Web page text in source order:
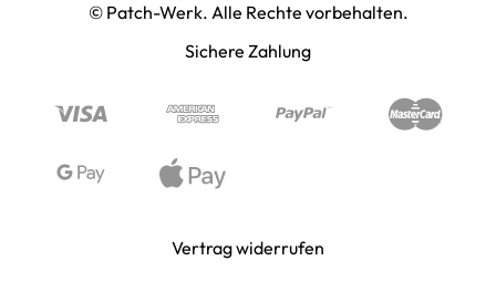
PAINTBALL & AIRSOFT
PUNISHER & SKULLS
WIKINGER & MITTELALTERWELTEN
© Patch-Werk. Alle Rechte vorbehalten.
Sichere Zahlung
Vertrag widerrufen